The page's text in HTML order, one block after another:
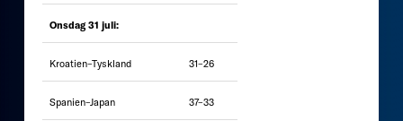
Onsdag 31 juli:
Kroatien–Tyskland 31–26
Spanien–Japan 37–33